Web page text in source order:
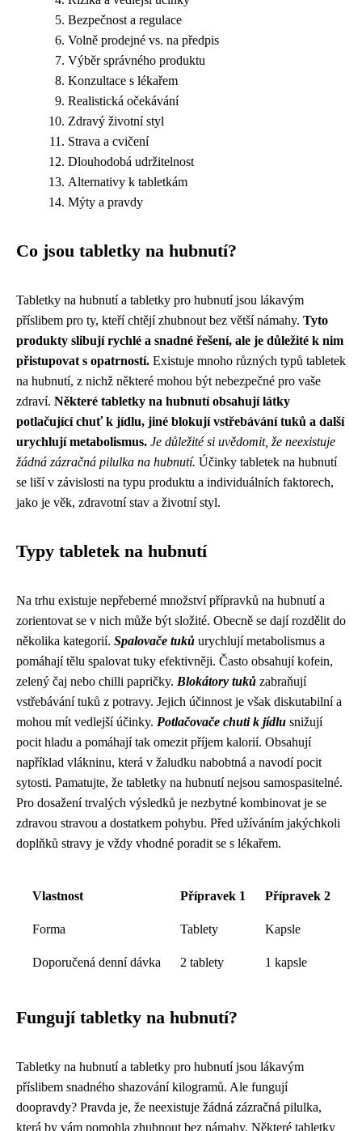
Bezpečnost a regulace
Volně prodejné vs. na předpis
Výběr správného produktu
Konzultace s lékařem
Realistická očekávání
Zdravý životní styl
Strava a cvičení
Dlouhodobá udržitelnost
Alternativy k tabletkám
Mýty a pravdy
Co jsou tabletky na hubnutí?
Tabletky na hubnutí a tabletky pro hubnutí jsou lákavým
příslibem pro ty, kteří chtějí zhubnout bez větší námahy. Tyto
produkty slibují rychlé a snadné řešení, ale je důležité k nim
přistupovat s opatrností. Existuje mnoho různých typů tabletek
na hubnutí, z nichž některé mohou být nebezpečné pro vaše
zdraví. Některé tabletky na hubnutí obsahují látky
potlačující chuť k jídlu, jiné blokují vstřebávání tuků a další
urychlují metabolismus. Je důležité si uvědomit, že neexistuje
žádná zázračná pilulka na hubnutí. Účinky tabletek na hubnutí
se liší v závislosti na typu produktu a individuálních faktorech,
jako je věk, zdravotní stav a životní styl.
Typy tabletek na hubnutí
Na trhu existuje nepřeberné množství přípravků na hubnutí a
zorientovat se v nich může být složité. Obecně se dají rozdělit do
několika kategorií. Spalovače tuků urychlují metabolismus a
pomáhají tělu spalovat tuky efektivněji. Často obsahují kofein,
zelený čaj nebo chilli papričky. Blokátory tuků zabraňují
vstřebávání tuků z potravy. Jejich účinnost je však diskutabilní a
mohou mít vedlejší účinky. Potlačovače chuti k jídlu snižují
pocit hladu a pomáhají tak omezit příjem kalorií. Obsahují
například vlákninu, která v žaludku nabobtná a navodí pocit
sytosti. Pamatujte, že tabletky na hubnutí nejsou samospasitelné.
Pro dosažení trvalých výsledků je nezbytné kombinovat je se
zdravou stravou a dostatkem pohybu. Před užíváním jakýchkoli
doplňků stravy je vždy vhodné poradit se s lékařem.
Vlastnost Přípravek 1 Přípravek 2
Forma Tablety Kapsle
Doporučená denní dávka 2 tablety 1 kapsle
Fungují tabletky na hubnutí?
Tabletky na hubnutí a tabletky pro hubnutí jsou lákavým
příslibem snadného shazování kilogramů. Ale fungují
doopravdy? Pravda je, že neexistuje žádná zázračná pilulka,
která by vám pomohla zhubnout bez námahy. Některé tabletky